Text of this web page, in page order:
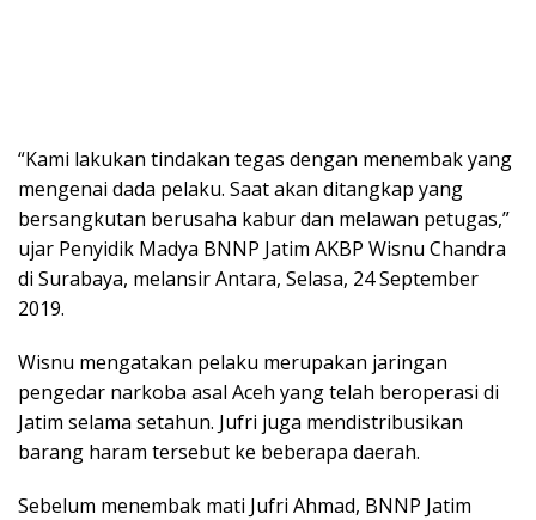
“Kami lakukan tindakan tegas dengan menembak yang
mengenai dada pelaku. Saat akan ditangkap yang
bersangkutan berusaha kabur dan melawan petugas,”
ujar Penyidik Madya BNNP Jatim AKBP Wisnu Chandra
di Surabaya, melansir Antara, Selasa, 24 September
2019.
Wisnu mengatakan pelaku merupakan jaringan
pengedar narkoba asal Aceh yang telah beroperasi di
Jatim selama setahun. Jufri juga mendistribusikan
barang haram tersebut ke beberapa daerah.
Sebelum menembak mati Jufri Ahmad, BNNP Jatim